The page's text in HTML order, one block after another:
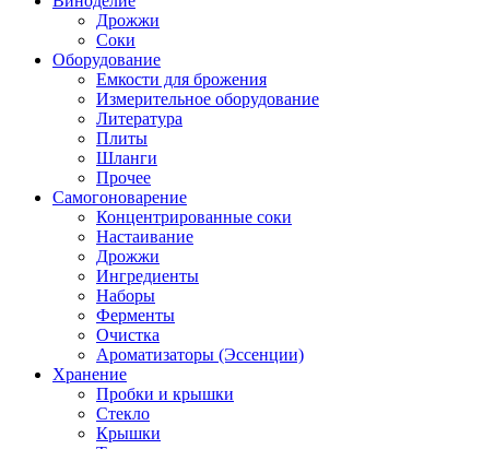
Дрожжи
Соки
Оборудование
Емкости для брожения
Измерительное оборудование
Литература
Плиты
Шланги
Прочее
Самогоноварение
Концентрированные соки
Настаивание
Дрожжи
Ингредиенты
Наборы
Ферменты
Очистка
Ароматизаторы (Эссенции)
Хранение
Пробки и крышки
Стекло
Крышки